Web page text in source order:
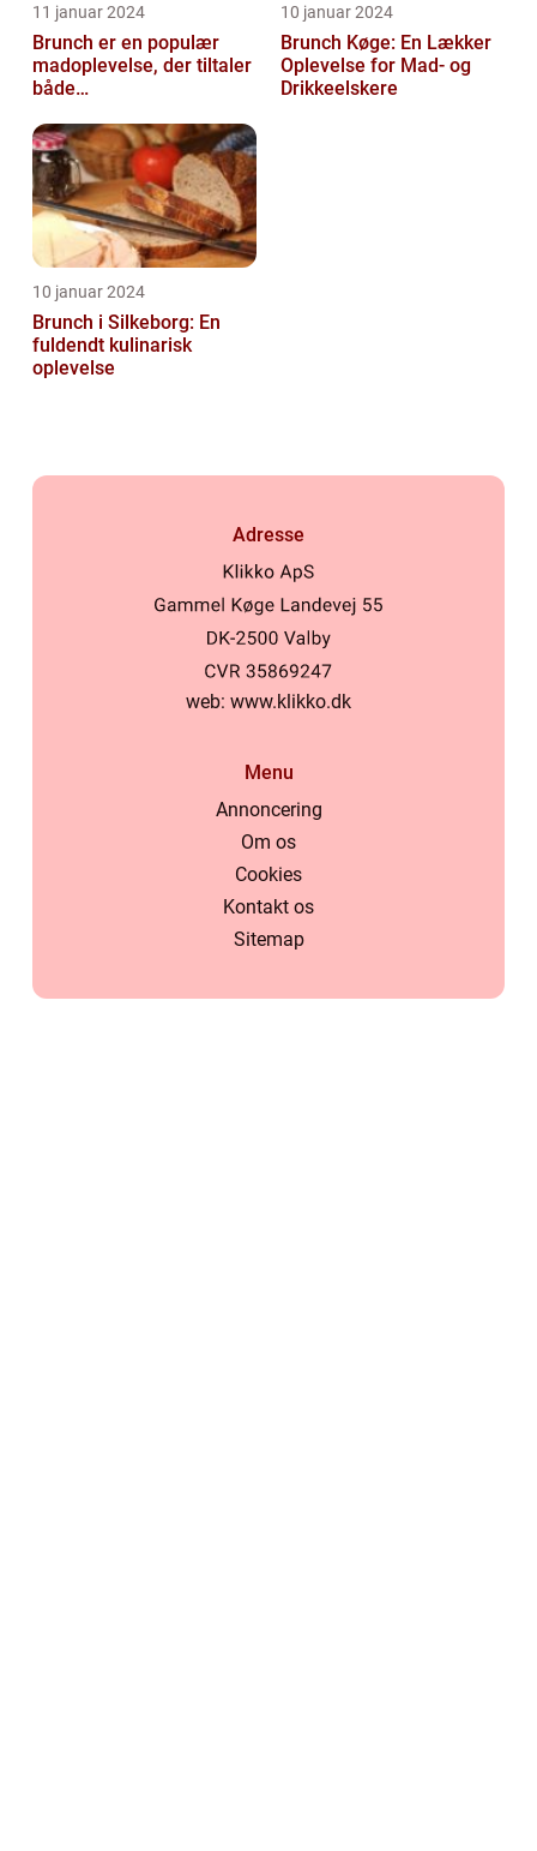
11 januar 2024
Brunch er en populær
madoplevelse, der tiltaler
både
dem, der elsker at
forkæle...
10 januar 2024
Brunch Køge: En Lækker
Oplevelse for Mad- og
Drikkeelskere
10 januar 2024
Brunch i Silkeborg: En
fuldendt kulinarisk
oplevelse
Adresse
web: www.klikko.dk
Menu
Annoncering
Om os
Cookies
Kontakt os
Sitemap